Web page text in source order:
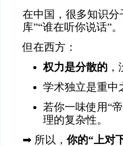
在中国，很多知识分
库”“谁在听你说话”。
但在西方：
权力是分散的
学术独立是重中
若你一味使用“
理的复杂性。
➡ 所以，你的“上对